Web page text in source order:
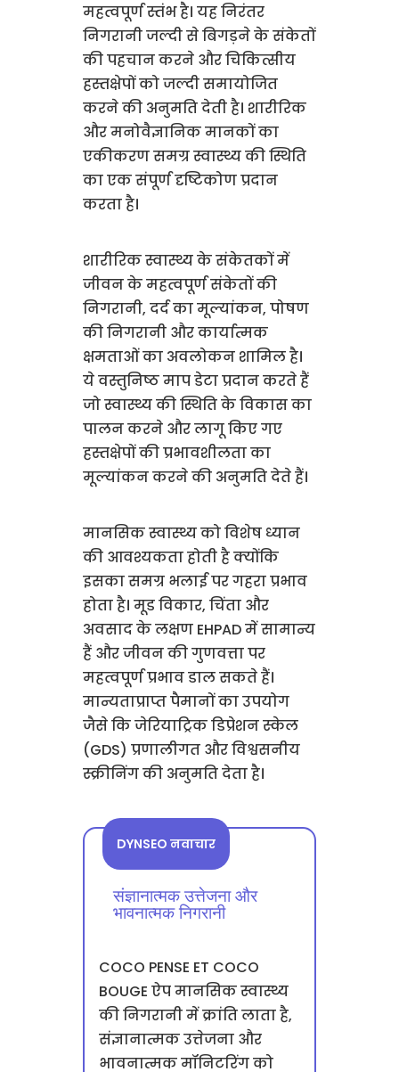
महत्वपूर्ण स्तंभ है। यह निरंतर
निगरानी जल्दी से बिगड़ने के संकेतों
की पहचान करने और चिकित्सीय
हस्तक्षेपों को जल्दी समायोजित
करने की अनुमति देती है। शारीरिक
और मनोवैज्ञानिक मानकों का
एकीकरण समग्र स्वास्थ्य की स्थिति
का एक संपूर्ण दृष्टिकोण प्रदान
करता है।
शारीरिक स्वास्थ्य के संकेतकों में
जीवन के महत्वपूर्ण संकेतों की
निगरानी, दर्द का मूल्यांकन, पोषण
की निगरानी और कार्यात्मक
क्षमताओं का अवलोकन शामिल है।
ये वस्तुनिष्ठ माप डेटा प्रदान करते हैं
जो स्वास्थ्य की स्थिति के विकास का
पालन करने और लागू किए गए
हस्तक्षेपों की प्रभावशीलता का
मूल्यांकन करने की अनुमति देते हैं।
मानसिक स्वास्थ्य को विशेष ध्यान
की आवश्यकता होती है क्योंकि
इसका समग्र भलाई पर गहरा प्रभाव
होता है। मूड विकार, चिंता और
अवसाद के लक्षण EHPAD में सामान्य
हैं और जीवन की गुणवत्ता पर
महत्वपूर्ण प्रभाव डाल सकते हैं।
मान्यताप्राप्त पैमानों का उपयोग
जैसे कि जेरियाट्रिक डिप्रेशन स्केल
(GDS) प्रणालीगत और विश्वसनीय
स्क्रीनिंग की अनुमति देता है।
DYNSEO नवाचार
संज्ञानात्मक उत्तेजना और
भावनात्मक निगरानी
COCO PENSE ET COCO
BOUGE ऐप मानसिक स्वास्थ्य
की निगरानी में क्रांति लाता है,
संज्ञानात्मक उत्तेजना और
भावनात्मक मॉनिटरिंग को